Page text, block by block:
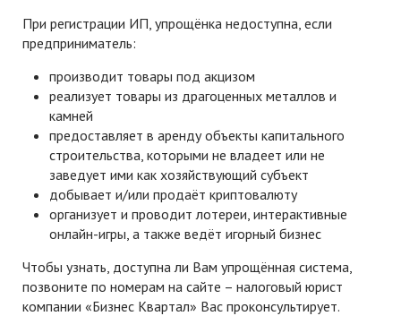
При регистрации ИП, упрощёнка недоступна, если
предприниматель:
производит товары под акцизом
реализует товары из драгоценных металлов и
камней
предоставляет в аренду объекты капитального
строительства, которыми не владеет или не
заведует ими как хозяйствующий субъект
добывает и/или продаёт криптовалюту
организует и проводит лотереи, интерактивные
онлайн-игры, а также ведёт игорный бизнес
Чтобы узнать, доступна ли Вам упрощённая система,
позвоните по номерам на сайте – налоговый юрист
компании «Бизнес Квартал» Вас проконсультирует.